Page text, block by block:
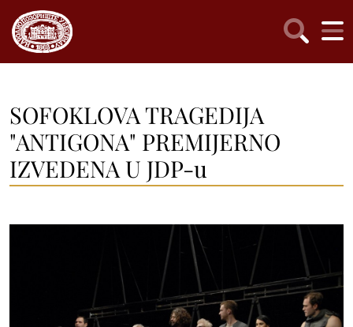
SOFOKLOVA TRAGEDIJA
"ANTIGONA" PREMIJERNO
IZVEDENA U JDP-u